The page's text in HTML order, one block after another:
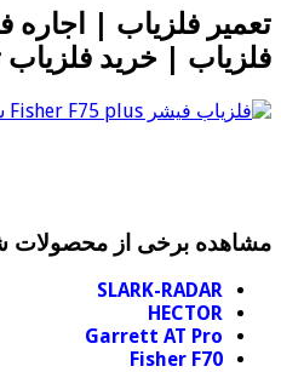
تعمیر فلزیاب | اجاره
فلزیاب | خرید فلزیاب
مشاهده برخی از محصولات
SLARK-RADAR
HECTOR
Garrett AT Pro
Fisher F70